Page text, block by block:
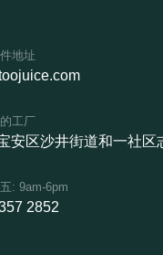
地址
工厂
安区沙井街道和一社区
: 9am-6pm
2852